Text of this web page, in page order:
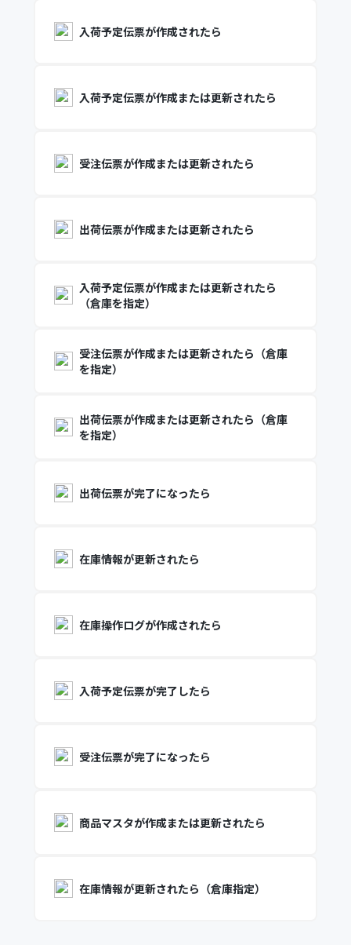
入荷予定伝票が作成されたら
入荷予定伝票が作成または更新されたら
受注伝票が作成または更新されたら
出荷伝票が作成または更新されたら
入荷予定伝票が作成または更新されたら
（倉庫を指定）
受注伝票が作成または更新されたら（倉庫
を指定）
出荷伝票が作成または更新されたら（倉庫
を指定）
出荷伝票が完了になったら
在庫情報が更新されたら
在庫操作ログが作成されたら
入荷予定伝票が完了したら
受注伝票が完了になったら
商品マスタが作成または更新されたら
在庫情報が更新されたら（倉庫指定）